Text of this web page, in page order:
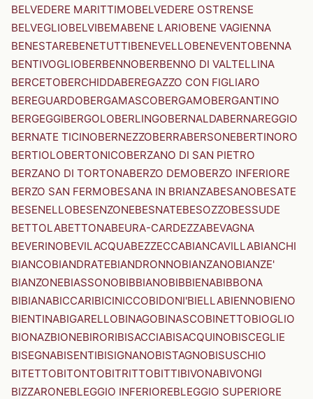
BELVEDERE MARITTIMOBELVEDERE OSTRENSE
BELVEGLIOBELVIBEMABENE LARIOBENE VAGIENNA
BENESTAREBENETUTTIBENEVELLOBENEVENTOBENNA
BENTIVOGLIOBERBENNOBERBENNO DI VALTELLINA
BERCETOBERCHIDDABEREGAZZO CON FIGLIARO
BEREGUARDOBERGAMASCOBERGAMOBERGANTINO
BERGEGGIBERGOLOBERLINGOBERNALDABERNAREGGIO
BERNATE TICINOBERNEZZOBERRABERSONEBERTINORO
BERTIOLOBERTONICOBERZANO DI SAN PIETRO
BERZANO DI TORTONABERZO DEMOBERZO INFERIORE
BERZO SAN FERMOBESANA IN BRIANZABESANOBESATE
BESENELLOBESENZONEBESNATEBESOZZOBESSUDE
BETTOLABETTONABEURA-CARDEZZABEVAGNA
BEVERINOBEVILACQUABEZZECCABIANCAVILLABIANCHI
BIANCOBIANDRATEBIANDRONNOBIANZANOBIANZE'
BIANZONEBIASSONOBIBBIANOBIBBIENABIBBONA
BIBIANABICCARIBICINICCOBIDONI'BIELLABIENNOBIENO
BIENTINABIGARELLOBINAGOBINASCOBINETTOBIOGLIO
BIONAZBIONEBIRORIBISACCIABISACQUINOBISCEGLIE
BISEGNABISENTIBISIGNANOBISTAGNOBISUSCHIO
BITETTOBITONTOBITRITTOBITTIBIVONABIVONGI
BIZZARONEBLEGGIO INFERIOREBLEGGIO SUPERIORE